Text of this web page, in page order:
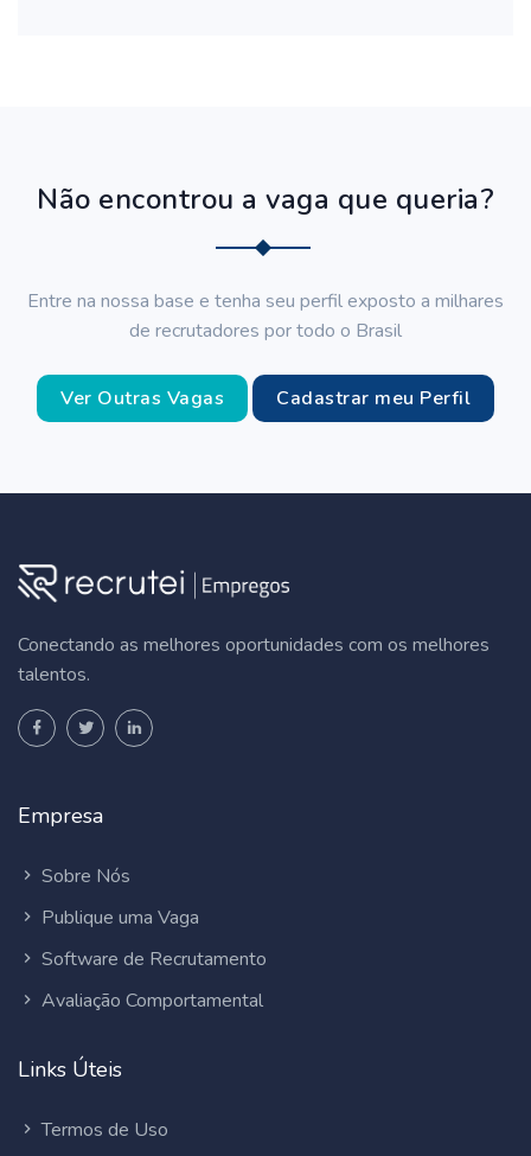
Não encontrou a vaga que queria?
Entre na nossa base e tenha seu perfil exposto a milhares
de recrutadores por todo o Brasil
Ver Outras Vagas Cadastrar meu Perfil
Conectando as melhores oportunidades com os melhores
talentos.
Empresa
Sobre Nós
Publique uma Vaga
Software de Recrutamento
Avaliação Comportamental
Links Úteis
Termos de Uso